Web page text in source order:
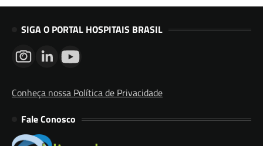
SIGA O PORTAL HOSPITAIS BRASIL
Conheça nossa Política de Privacidade
Fale Conosco